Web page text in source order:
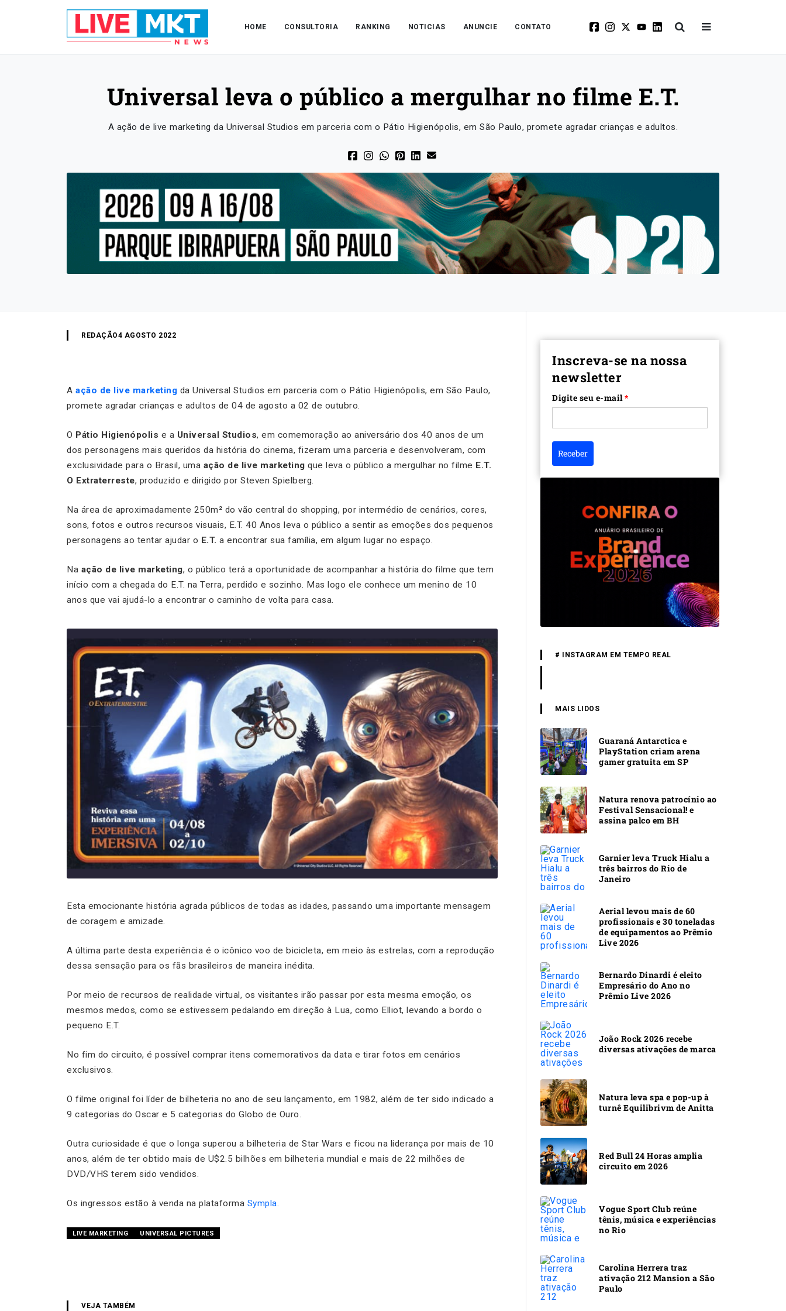
HOME CONSULTORIA RANKING NOTICIAS ANUNCIE CONTATO
Universal leva o público a mergulhar no filme E.T.
A ação de live marketing da Universal Studios em parceria com o Pátio Higienópolis, em São Paulo, promete agradar crianças e adultos.
REDAÇÃO4 AGOSTO 2022
A ação de live marketing da Universal Studios em parceria com o Pátio Higienópolis, em São Paulo,
promete agradar crianças e adultos de 04 de agosto a 02 de outubro.
O Pátio Higienópolis e a Universal Studios, em comemoração ao aniversário dos 40 anos de um
dos personagens mais queridos da história do cinema, fizeram uma parceria e desenvolveram, com
exclusividade para o Brasil, uma ação de live marketing que leva o público a mergulhar no filme E.T.
O Extraterreste, produzido e dirigido por Steven Spielberg.
Na área de aproximadamente 250m² do vão central do shopping, por intermédio de cenários, cores,
sons, fotos e outros recursos visuais, E.T. 40 Anos leva o público a sentir as emoções dos pequenos
personagens ao tentar ajudar o E.T. a encontrar sua família, em algum lugar no espaço.
Na ação de live marketing, o público terá a oportunidade de acompanhar a história do filme que tem
início com a chegada do E.T. na Terra, perdido e sozinho. Mas logo ele conhece um menino de 10
anos que vai ajudá-lo a encontrar o caminho de volta para casa.
Esta emocionante história agrada públicos de todas as idades, passando uma importante mensagem
de coragem e amizade.
A última parte desta experiência é o icônico voo de bicicleta, em meio às estrelas, com a reprodução
dessa sensação para os fãs brasileiros de maneira inédita.
Por meio de recursos de realidade virtual, os visitantes irão passar por esta mesma emoção, os
mesmos medos, como se estivessem pedalando em direção à Lua, como Elliot, levando a bordo o
pequeno E.T.
No fim do circuito, é possível comprar itens comemorativos da data e tirar fotos em cenários
exclusivos.
O filme original foi líder de bilheteria no ano de seu lançamento, em 1982, além de ter sido indicado a
9 categorias do Oscar e 5 categorias do Globo de Ouro.
Outra curiosidade é que o longa superou a bilheteria de Star Wars e ficou na liderança por mais de 10
anos, além de ter obtido mais de U$2.5 bilhões em bilheteria mundial e mais de 22 milhões de
DVD/VHS terem sido vendidos.
Os ingressos estão à venda na plataforma Sympla
LIVE MARKETING UNIVERSAL PICTURES
VEJA TAMBÉM
Inscreva-se na nossa
newsletter
Digite seu e-mail*
Receber
# INSTAGRAM EM TEMPO REAL
MAIS LIDOS
Guaraná Antarctica e
PlayStation criam arena
gamer gratuita em SP
Natura renova patrocínio ao
Festival Sensacional! e
assina palco em BH
Garnier leva Truck Hialu a
três bairros do Rio de
Janeiro
Aerial levou mais de 60
profissionais e 30 toneladas
de equipamentos ao Prêmio
Live 2026
Bernardo Dinardi é eleito
Empresário do Ano no
Prêmio Live 2026
João Rock 2026 recebe
diversas ativações de marca
Natura leva spa e pop-up à
turnê Equilibrivm de Anitta
Red Bull 24 Horas amplia
circuito em 2026
Vogue Sport Club reúne
tênis, música e experiências
no Rio
Carolina Herrera traz
ativação 212 Mansion a São
Paulo